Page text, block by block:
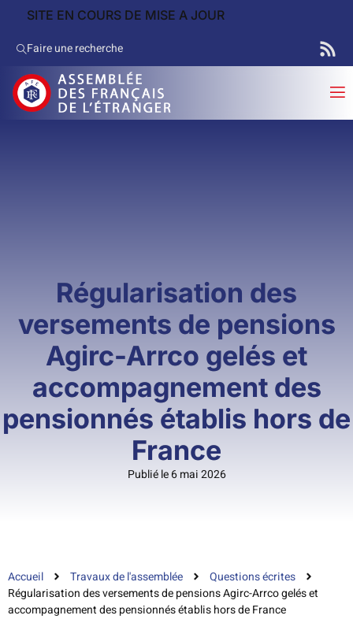
SITE EN COURS DE MISE A JOUR
Faire une recherche
Régularisation des
versements de pensions
Agirc-Arrco gelés et
accompagnement des
pensionnés établis hors de
France
Publié le 6 mai 2026
Accueil Travaux de l'assemblée
Questions écrites
Régularisation des versements de pensions Agirc-Arrco gelés et
accompagnement des pensionnés établis hors de France